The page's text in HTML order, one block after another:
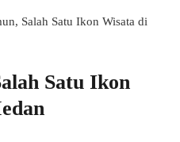
Salah Satu Ikon Wisata di
Satu Ikon